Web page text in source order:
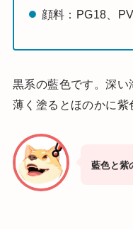
顔料：PG18、
黒系の藍色です。深い
薄く塗るとほのかに紫
藍色と紫